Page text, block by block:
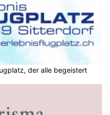
der alle begeistert